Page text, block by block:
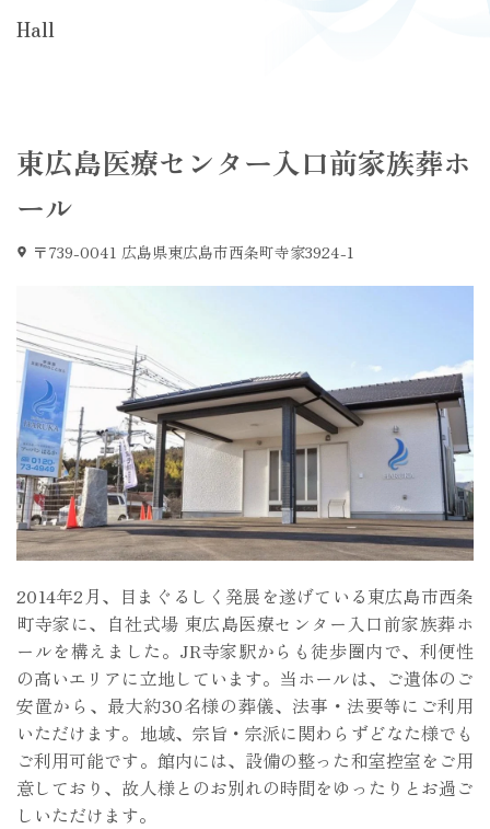
Hall
2014年2月、目まぐるしく発展を遂げている東広島市西条
町寺家に、自社式場 東広島医療センター入口前家族葬ホ
ールを構えました。JR寺家駅からも徒歩圏内で、利便性
の高いエリアに立地しています。当ホールは、ご遺体のご
安置から、最大約30名様の葬儀、法事・法要等にご利用
いただけます。地域、宗旨・宗派に関わらずどなた様でも
ご利用可能です。館内には、設備の整った和室控室をご用
意しており、故人様とのお別れの時間をゆったりとお過ご
しいただけます。
東広島医療センター入口前家族葬ホ
ール
〒739-0041 広島県東広島市西条町寺家3924-1